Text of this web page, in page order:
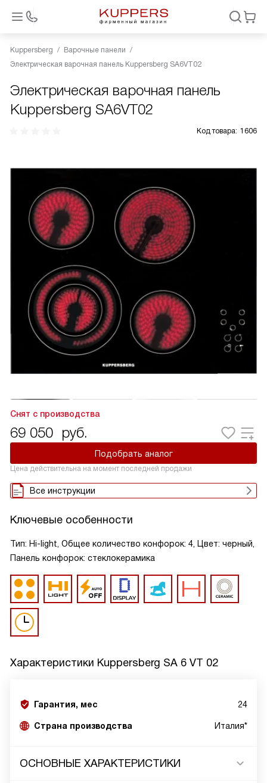
Kuppersberg
Варочные панели
Электрическая варочная панель Kuppersberg SA6VT02
Электрическая варочная панель
Kuppersberg SA6VT02
Код товара: 1606
Снят с производства
69 050 руб.
Подобрать аналог
Цена действительна на момент последней продажи
Все инструкции
Ключевые особенности
Тип: Hi-light, Общее количество конфорок: 4, Цвет: черный,
Панель конфорок: стеклокерамика
Характеристики Kuppersberg SA 6 VT 02
Гарантия, мес 24
Страна производства Италия*
ОСНОВНЫЕ ХАРАКТЕРИСТИКИ